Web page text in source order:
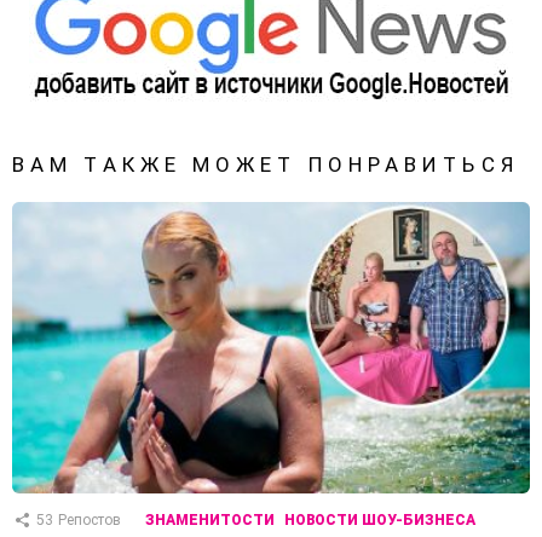
ВАМ ТАКЖЕ МОЖЕТ ПОНРАВИТЬСЯ
53 Репостов ЗНАМЕНИТОСТИ НОВОСТИ ШОУ-БИЗНЕСА